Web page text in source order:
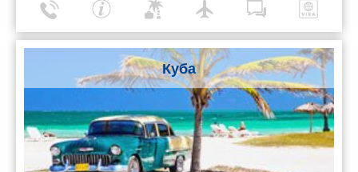
Куба